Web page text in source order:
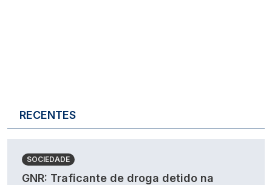
RECENTES
SOCIEDADE
GNR: Traficante de droga detido na